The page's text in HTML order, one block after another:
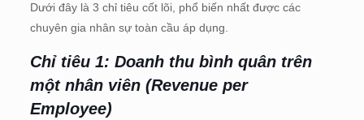
Dưới đây là 3 chỉ tiêu cốt lõi, phổ biến nhất được các
chuyên gia nhân sự toàn cầu áp dụng.
Chỉ tiêu 1: Doanh thu bình quân trên
một nhân viên (Revenue per
Employee)